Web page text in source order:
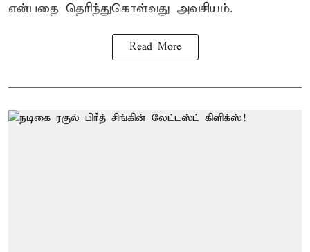
என்பதை தெரிந்துகொள்வது அவசியம்.
Read More